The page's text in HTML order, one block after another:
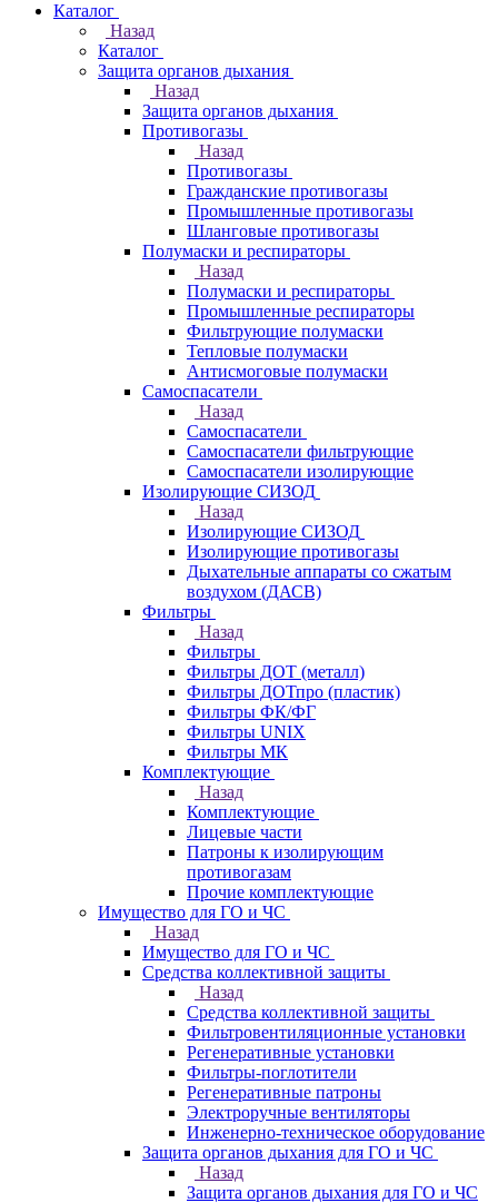
Каталог
Назад
Каталог
Защита органов дыхания
Назад
Защита органов дыхания
Противогазы
Назад
Противогазы
Гражданские противогазы
Промышленные противогазы
Шланговые противогазы
Полумаски и респираторы
Назад
Полумаски и респираторы
Промышленные респираторы
Фильтрующие полумаски
Тепловые полумаски
Антисмоговые полумаски
Самоспасатели
Назад
Самоспасатели
Самоспасатели фильтрующие
Самоспасатели изолирующие
Изолирующие СИЗОД
Назад
Изолирующие СИЗОД
Изолирующие противогазы
Дыхательные аппараты со сжатым
воздухом (ДАСВ)
Фильтры
Назад
Фильтры
Фильтры ДОТ (металл)
Фильтры ДОТпро (пластик)
Фильтры ФК/ФГ
Фильтры UNIX
Фильтры МК
Комплектующие
Назад
Комплектующие
Лицевые части
Патроны к изолирующим
противогазам
Прочие комплектующие
Имущество для ГО и ЧС
Назад
Имущество для ГО и ЧС
Средства коллективной защиты
Назад
Средства коллективной защиты
Фильтровентиляционные установки
Регенеративные установки
Фильтры-поглотители
Регенеративные патроны
Электроручные вентиляторы
Инженерно-техническое оборудование
Защита органов дыхания для ГО и ЧС
Назад
Защита органов дыхания для ГО и ЧС